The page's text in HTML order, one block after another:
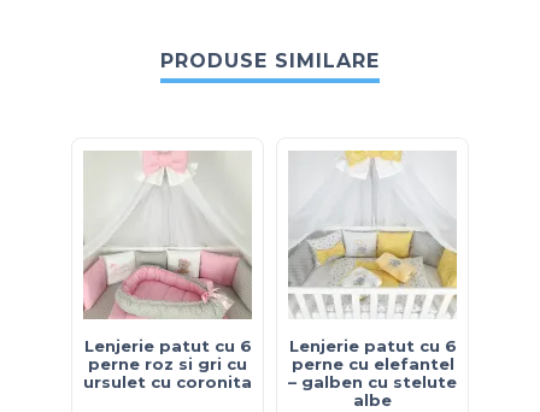
PRODUSE SIMILARE
Lenjerie patut cu 6
perne roz si gri cu
ursulet cu coronita
Lenjerie patut cu 6
perne cu elefantel
– galben cu stelute
albe